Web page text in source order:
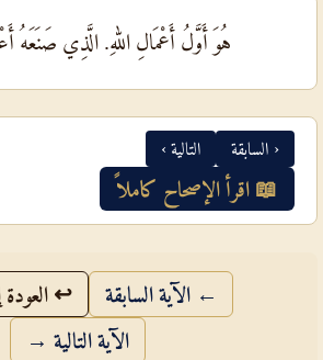
هُوَ أَوَّلُ أَعْمَالِ اللهِ. الَّذِي صَنَعَهُ
‹ السابقة التالية ›
📖 اقرأ الإصحاح كاملاً
← الآية السابقة
↩ العودة
الآية التالية →